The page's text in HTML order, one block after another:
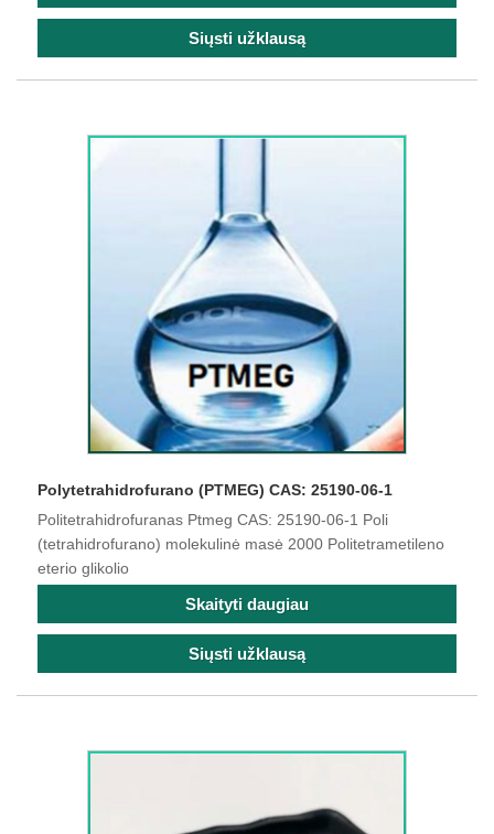
Siųsti užklausą
Polytetrahidrofurano (PTMEG) CAS: 25190-06-1
Politetrahidrofuranas Ptmeg CAS: 25190-06-1 Poli
(tetrahidrofurano) molekulinė masė 2000 Politetrametileno
eterio glikolio
Skaityti daugiau
Siųsti užklausą